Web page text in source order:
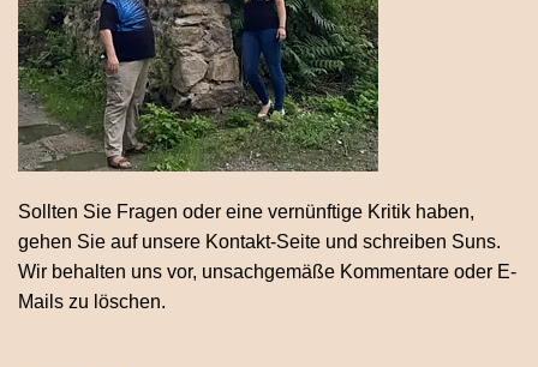
Sollten Sie Fragen oder eine vernünftige Kritik haben,
gehen Sie auf unsere Kontakt-Seite und schreiben Suns.
Wir behalten uns vor, unsachgemäße Kommentare oder E-
Mails zu löschen.